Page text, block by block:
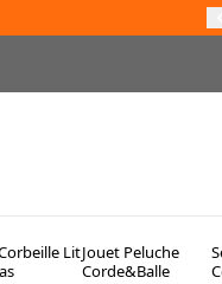
LitJouet Peluche
Corde&Balle